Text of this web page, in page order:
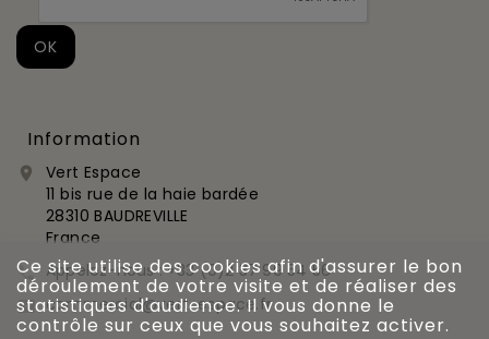
Information

Vert Espace
11 bis rue de la haie bardée
28310 BAUDREVILLE
France
 Appelez-nous :+33 (0)2 37 99 54 56
 commercial@vert-espace.fr
Ce site utilise des cookies afin d'assurer le bon
déroulement de votre visite et de réaliser des
statistiques d'audience. Il vous donne le
contrôle sur ceux que vous souhaitez activer.